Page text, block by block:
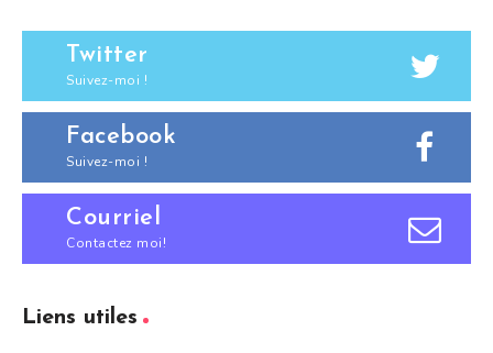
Twitter
Suivez-moi !
Facebook
Suivez-moi !
Courriel
Contactez moi!
Liens utiles